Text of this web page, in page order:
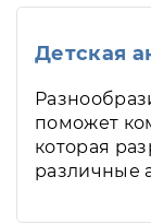
Детская
поможет
которая
различные